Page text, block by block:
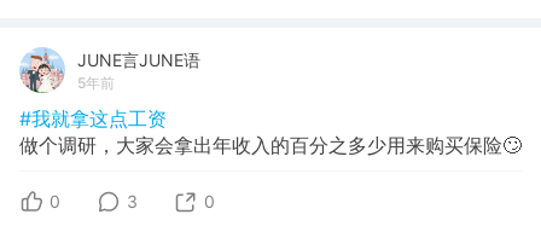
JUNE言JUNE语
5年前
#我就拿这点工资
做个调研，大家会拿出年收入的百分之多少用来购买保险🙄
0 3 0